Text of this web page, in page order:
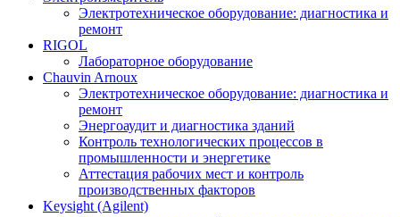
Электротехническое оборудование: диагностика и
ремонт
RIGOL
Лабораторное оборудование
Chauvin Arnoux
Электротехническое оборудование: диагностика и
ремонт
Энергоаудит и диагностика зданий
Контроль технологических процессов в
промышленности и энергетике
Аттестация рабочих мест и контроль
производственных факторов
Keysight (Agilent)